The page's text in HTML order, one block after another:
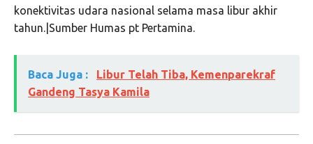
konektivitas udara nasional selama masa libur akhir
tahun.|Sumber Humas pt Pertamina.
Baca Juga :
Libur Telah Tiba, Kemenparekraf
Gandeng Tasya Kamila